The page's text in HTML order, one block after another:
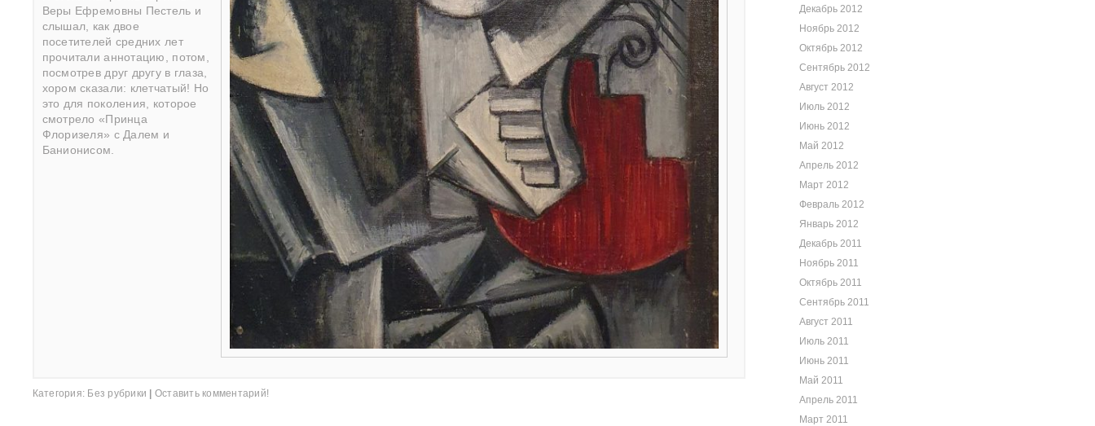
Веры Ефремовны Пестель и
слышал, как двое
посетителей средних лет
прочитали аннотацию, потом,
посмотрев друг другу в глаза,
хором сказали: клетчатый! Но
это для поколения, которое
смотрело «Принца
Флоризеля» с Далем и
Банионисом.
Категория: Без рубрики | Оставить комментарий!
Декабрь 2012
Ноябрь 2012
Октябрь 2012
Сентябрь 2012
Август 2012
Июль 2012
Июнь 2012
Май 2012
Апрель 2012
Март 2012
Февраль 2012
Январь 2012
Декабрь 2011
Ноябрь 2011
Октябрь 2011
Сентябрь 2011
Август 2011
Июль 2011
Июнь 2011
Май 2011
Апрель 2011
Март 2011